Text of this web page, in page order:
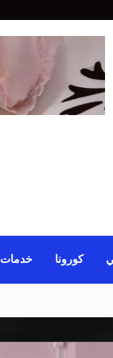
كورونا خدمات